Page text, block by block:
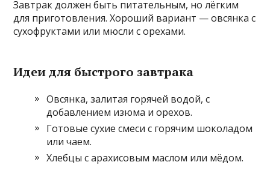
Завтрак должен быть питательным, но лёгким
для приготовления. Хороший вариант — овсянка с
сухофруктами или мюсли с орехами.
Идеи для быстрого завтрака
Овсянка, залитая горячей водой, с
добавлением изюма и орехов.
Готовые сухие смеси с горячим шоколадом
или чаем.
Хлебцы с арахисовым маслом или мёдом.